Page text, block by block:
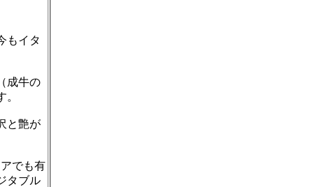
もイタ
成牛の
と艶が
でも有
タブル